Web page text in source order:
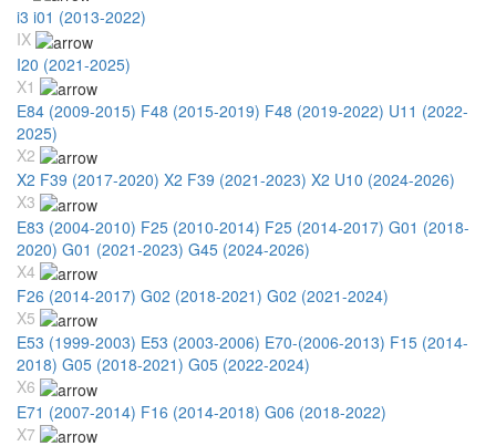
i3 i01 (2013-2022)
IX
I20 (2021-2025)
X1
E84 (2009-2015) F48 (2015-2019) F48 (2019-2022) U11 (2022-
2025)
X2
X2 F39 (2017-2020) X2 F39 (2021-2023) X2 U10 (2024-2026)
X3
E83 (2004-2010) F25 (2010-2014) F25 (2014-2017) G01 (2018-
2020) G01 (2021-2023) G45 (2024-2026)
X4
F26 (2014-2017) G02 (2018-2021) G02 (2021-2024)
X5
E53 (1999-2003) E53 (2003-2006) E70-(2006-2013) F15 (2014-
2018) G05 (2018-2021) G05 (2022-2024)
X6
E71 (2007-2014) F16 (2014-2018) G06 (2018-2022)
X7